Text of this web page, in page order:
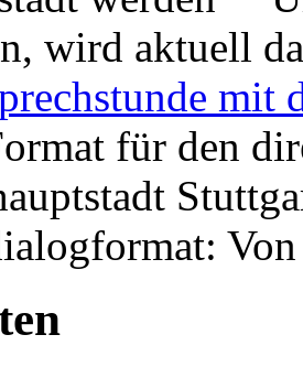
wird aktuell
mit
für den